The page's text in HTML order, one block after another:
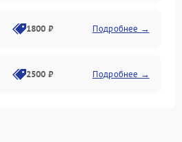
1800 ₽ Подробнее →
2500 ₽ Подробнее →